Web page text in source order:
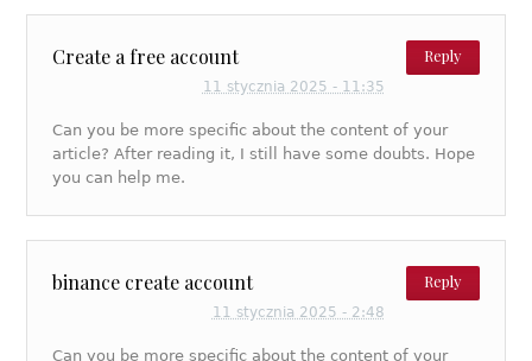
Create a free account Reply
11 stycznia 2025 - 11:35
Can you be more specific about the content of your
article? After reading it, I still have some doubts. Hope
you can help me.
binance create account Reply
11 stycznia 2025 - 2:48
Can you be more specific about the content of your